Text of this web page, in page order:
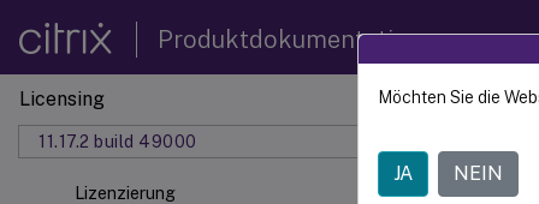
Produktdokumentation
Licensing
11.17.2 build 49000
Lizenzierung
Dieser Inhalt
Möchten Sie die
JA NEIN